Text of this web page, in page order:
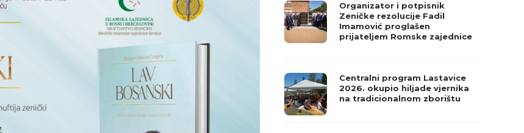
Organizator i potpisnik
Zeničke rezolucije Fadil
Imamović proglašen
prijateljem Romske zajednice
Centralni program Lastavice
2026. okupio hiljade vjernika
na tradicionalnom zborištu